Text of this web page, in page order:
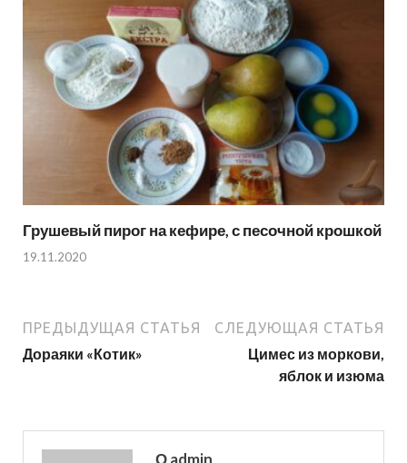
Грушевый пирог на кефире, с песочной крошкой
19.11.2020
ПРЕДЫДУЩАЯ СТАТЬЯ
Дораяки «Котик»
СЛЕДУЮЩАЯ СТАТЬЯ
Цимес из моркови,
яблок и изюма
О admin